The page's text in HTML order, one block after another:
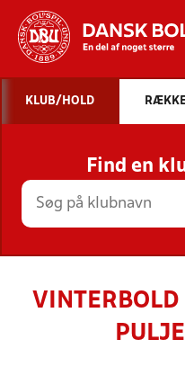
STILLINGER,
KLUB/HOLD
Find en